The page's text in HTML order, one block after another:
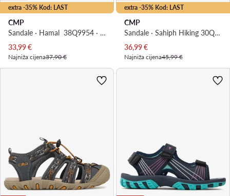
extra -35% Kod: LAST
CMP
Sandale · Hamal 38Q9954 · Šarena
Trenutna cijena
33,99€
Najniža cijena37,90 €
extra -35% Kod: LAST
CMP
Sandale · Sahiph Hiking 30Q9524J · Tamnoplava
Trenutna cijena
36,99€
Najniža cijena45,99 €